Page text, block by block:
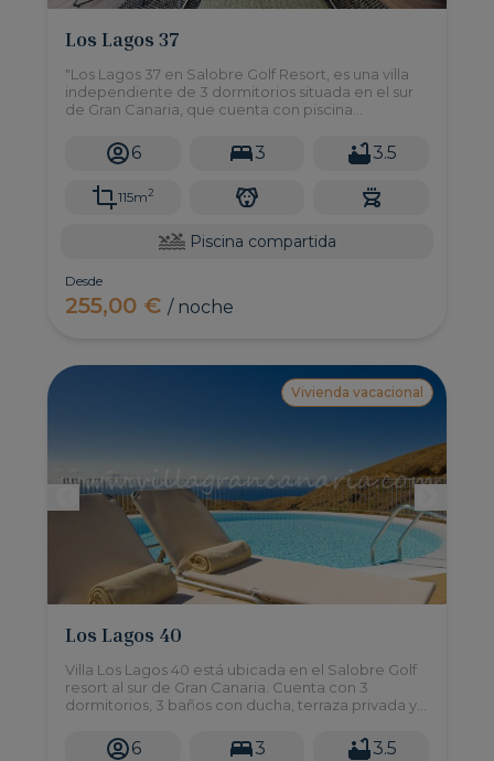
Los Lagos 37
"Los Lagos 37 en Salobre Golf Resort, es una villa
independiente de 3 dormitorios situada en el sur
de Gran Canaria, que cuenta con piscina
comodidades para hacer de su estancia unas
vacaciones perfectas.
6 3 3.5
115m2
Piscina compartida
Desde
255,00 €/ noche
Vivienda vacacional
Los Lagos 40
Villa Los Lagos 40 está ubicada en el Salobre Golf
resort al sur de Gran Canaria. Cuenta con 3
dormitorios, 3 baños con ducha, terraza privada y
6 3 3.5